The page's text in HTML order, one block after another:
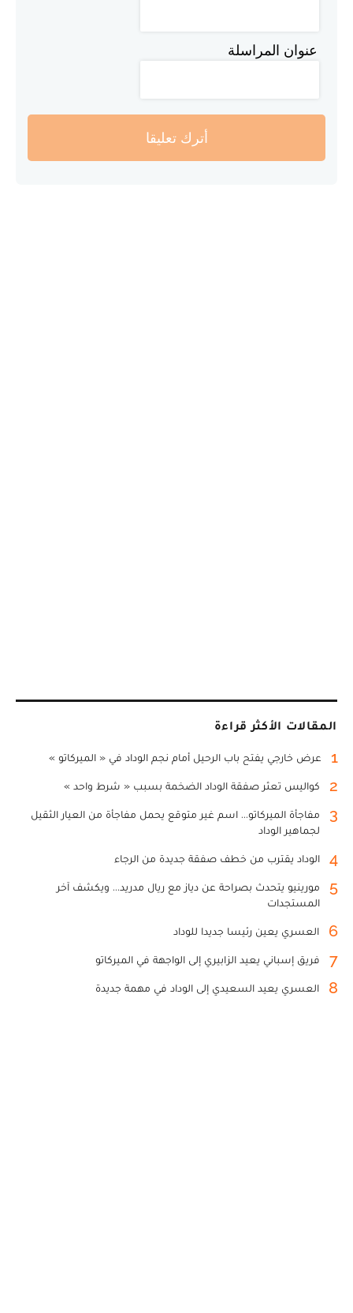
عنوان المراسلة
أترك تعليقا
المقالات الأكثر قراءة
1 عرض خارجي يفتح باب الرحيل أمام نجم الوداد في « الميركاتو »
2 كواليس تعثر صفقة الوداد الضخمة بسبب « شرط واحد »
3
مفاجأة الميركاتو... اسم غير متوقع يحمل مفاجأة من العيار الثقيل
لجماهير الوداد
4 الوداد يقترب من خطف صفقة جديدة من الرجاء
5
مورينيو يتحدث بصراحة عن دياز مع ريال مدريد... ويكشف آخر
المستجدات
6 العسري يعين رئيسا جديدا للوداد
7 فريق إسباني يعيد الزابيري إلى الواجهة في الميركاتو
8 العسري يعيد السعيدي إلى الوداد في مهمة جديدة